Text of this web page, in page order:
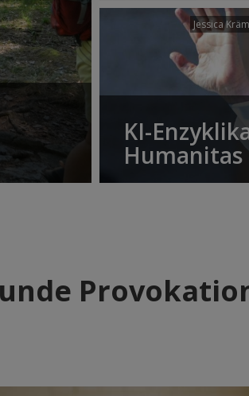
Jessica
KI-
Humanitas